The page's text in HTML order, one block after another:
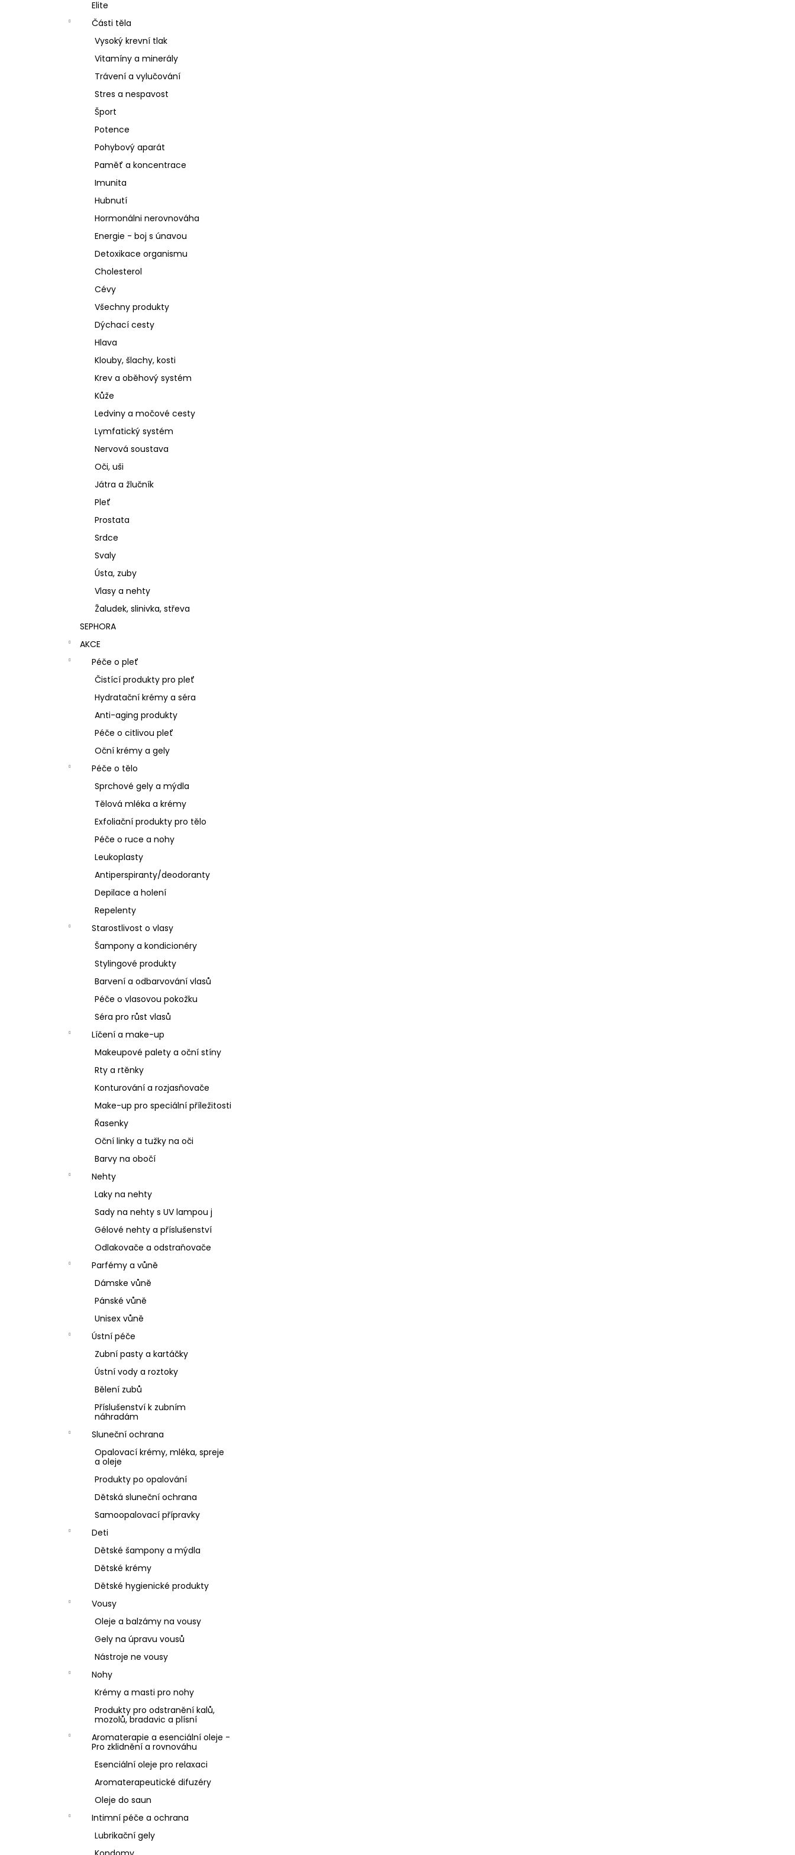
Elite
Části těla
Vysoký krevní tlak
Vitamíny a minerály
Trávení a vylučování
Stres a nespavost
Šport
Potence
Pohybový aparát
Paměť a koncentrace
Imunita
Hubnutí
Hormonálni nerovnováha
Energie - boj s únavou
Detoxikace organismu
Cholesterol
Cévy
Všechny produkty
Dýchací cesty
Hlava
Klouby, šlachy, kosti
Krev a oběhový systém
Kůže
Ledviny a močové cesty
Lymfatický systém
Nervová soustava
Oči, uši
Játra a žlučník
Pleť
Prostata
Srdce
Svaly
Ústa, zuby
Vlasy a nehty
Žaludek, slinivka, střeva
SEPHORA
AKCE
Péče o pleť
Čistící produkty pro pleť
Hydratační krémy a séra
Anti-aging produkty
Péče o citlivou pleť
Oční krémy a gely
Péče o tělo
Sprchové gely a mýdla
Tělová mléka a krémy
Exfoliační produkty pro tělo
Péče o ruce a nohy
Leukoplasty
Antiperspiranty/deodoranty
Depilace a holení
Repelenty
Starostlivost o vlasy
Šampony a kondicionéry
Stylingové produkty
Barvení a odbarvování vlasů
Péče o vlasovou pokožku
Séra pro růst vlasů
Líčení a make-up
Makeupové palety a oční stíny
Rty a rtěnky
Konturování a rozjasňovače
Make-up pro speciální příležitosti
Řasenky
Oční linky a tužky na oči
Barvy na obočí
Nehty
Laky na nehty
Sady na nehty s UV lampou j
Gélové nehty a příslušenství
Odlakovače a odstraňovače
Parfémy a vůně
Dámske vůně
Pánské vůně
Unisex vůně
Ústní péče
Zubní pasty a kartáčky
Ústní vody a roztoky
Bělení zubů
Příslušenství k zubním
náhradám
Sluneční ochrana
Opalovací krémy, mléka, spreje
a oleje
Produkty po opalování
Dětská sluneční ochrana
Samoopalovací přípravky
Deti
Dětské šampony a mýdla
Dětské krémy
Dětské hygienické produkty
Vousy
Oleje a balzámy na vousy
Gely na úpravu vousů
Nástroje ne vousy
Nohy
Krémy a masti pro nohy
Produkty pro odstranění kalů,
mozolů, bradavic a plísní
Aromaterapie a esenciální oleje -
Pro zklidnění a rovnováhu
Esenciální oleje pro relaxaci
Aromaterapeutické difuzéry
Oleje do saun
Intimní péče a ochrana
Lubrikační gely
SCHIZANDRA
329 Kč